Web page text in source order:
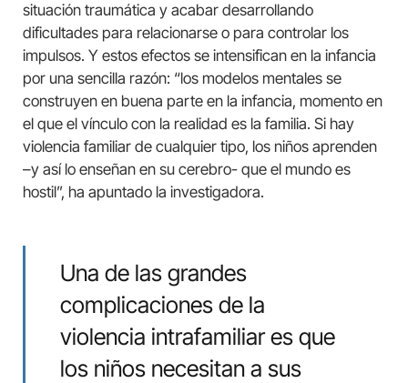
situación traumática y acabar desarrollando
dificultades para relacionarse o para controlar los
impulsos. Y estos efectos se intensifican en la infancia
por una sencilla razón: “los modelos mentales se
construyen en buena parte en la infancia, momento en
el que el vínculo con la realidad es la familia. Si hay
violencia familiar de cualquier tipo, los niños aprenden
–y así lo enseñan en su cerebro- que el mundo es
hostil”, ha apuntado la investigadora.
Una de las grandes
complicaciones de la
violencia intrafamiliar es que
los niños necesitan a sus